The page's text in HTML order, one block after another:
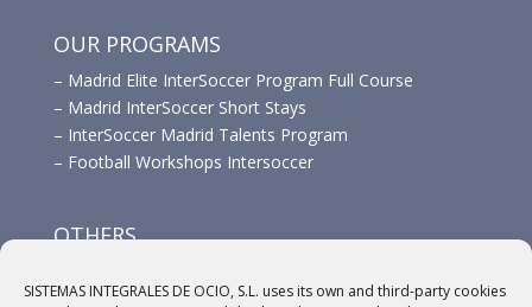
SISTEMAS INTEGRALES DE OCIO, S.L. uses its own and third-party cookies
OUR PROGRAMS
– Madrid Elite InterSoccer Program Full Course
– Madrid InterSoccer Short Stays
– InterSoccer Madrid Talents Program
– Football Workshops Intersoccer
OTHERS
–Links